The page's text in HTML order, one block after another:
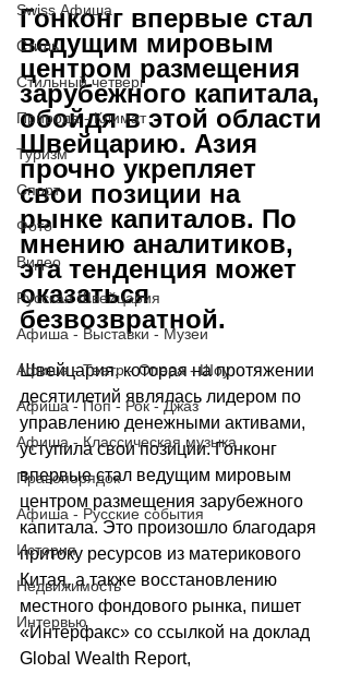
Swiss Афиша
Стиль
Стильный четверг
Природа - Климат
Туризм
Спорт
Фото
Видео
Русская Швейцария
Афиша - Выставки - Музеи
Афиша - Театр - Опера - Шоу
Афиша - Поп - Рок - Джаз
Афиша - Классическая музыка
Правопорядок
Афиша - Русские события
История
Недвижимость
Интервью
Гонконг впервые стал
ведущим мировым
центром размещения
зарубежного капитала,
обойдя в этой области
Швейцарию. Азия
прочно укрепляет
свои позиции на
рынке капиталов. По
мнению аналитиков,
эта тенденция может
оказаться
безвозвратной.
Швейцария, которая на протяжении
десятилетий являлась лидером по
управлению денежными активами,
уступила свои позиции. Гонконг
впервые стал ведущим мировым
центром размещения зарубежного
капитала. Это произошло благодаря
притоку ресурсов из материкового
Китая, а также восстановлению
местного фондового рынка, пишет
«Интерфакс» со ссылкой на доклад
Global Wealth Report,